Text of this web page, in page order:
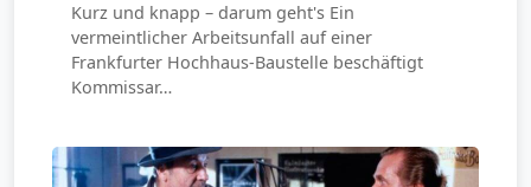
Kurz und knapp – darum geht's Ein
vermeintlicher Arbeitsunfall auf einer
Frankfurter Hochhaus-Baustelle beschäftigt
Kommissar…